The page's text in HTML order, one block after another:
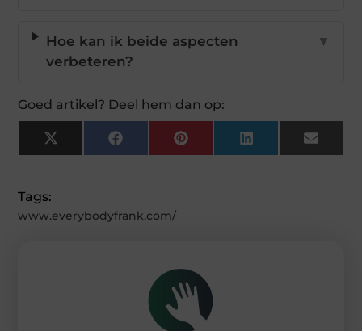
Hoe kan ik beide aspecten
verbeteren?
▼
Goed artikel? Deel hem dan op:
X
(Twitter)
FacebookPinterestLinkedInEmail
Tags:
www.everybodyfrank.com/